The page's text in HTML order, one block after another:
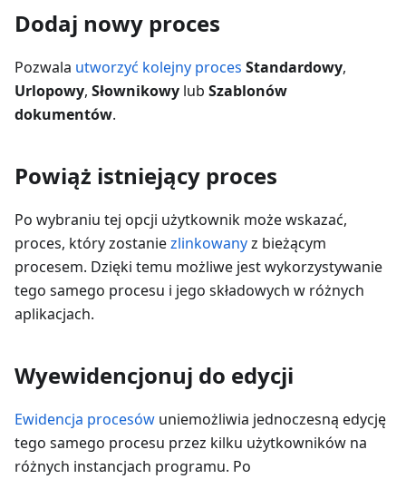
Dodaj nowy proces
Pozwala utworzyć kolejny proces Standardowy,
Urlopowy, Słownikowy lub Szablonów
dokumentów.
Powiąż istniejący proces
Po wybraniu tej opcji użytkownik może wskazać,
proces, który zostaniezlinkowanyz bieżącym
procesem. Dzięki temu możliwe jest wykorzystywanie
tego samego procesu i jego składowych w różnych
aplikacjach.
Wyewidencjonuj do edycji
Ewidencja procesów uniemożliwia jednoczesną edycję
tego samego procesu przez kilku użytkowników na
różnych instancjach programu. Po